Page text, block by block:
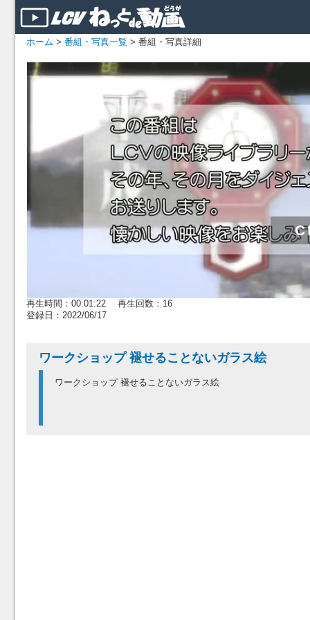
ホーム > 番組・写真一覧 > 番組・写真詳細
再生時間：00:01:22 再生回数：16
登録日：2022/06/17
ワークショップ 褪せることないガラス絵
ワークショップ 褪せることないガラス絵